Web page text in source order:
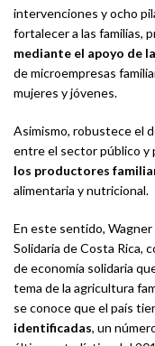
intervenciones y ocho
fortalecer a las familias,
mediante el apoyo de
de microempresas
mujeres y jóvenes.
Asimismo, robustece el
entre el sector público y
los productores
alimentaria y nutricional.
En este sentido, Wagner
Solidaria de Costa Rica,
de economía solidaria
tema de la agricultura
se conoce que el país
identificadas, un